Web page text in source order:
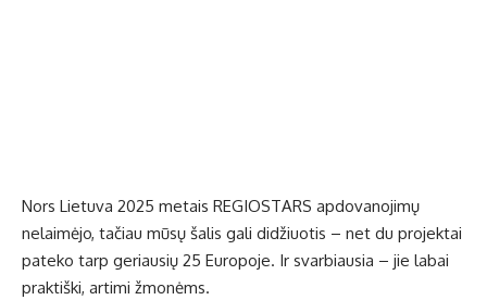
Nors Lietuva 2025 metais REGIOSTARS apdovanojimų
nelaimėjo, tačiau mūsų šalis gali didžiuotis – net du projektai
pateko tarp geriausių 25 Europoje. Ir svarbiausia – jie labai
praktiški, artimi žmonėms.